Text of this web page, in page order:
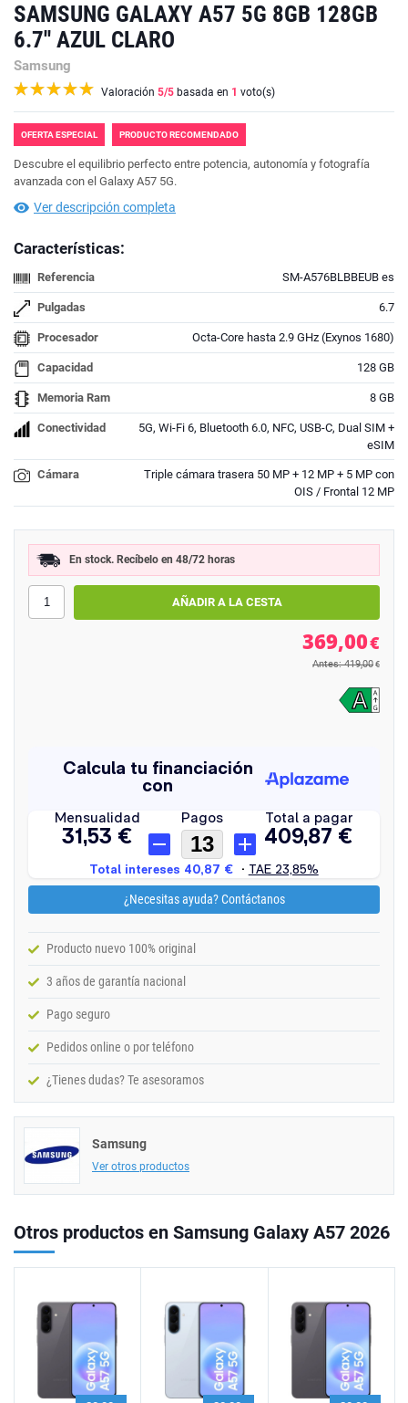
SAMSUNG GALAXY A57 5G 8GB 128GB
6.7'' AZUL CLARO
Samsung
Valoración 5/5 basada en 1 voto(s)
OFERTA ESPECIAL PRODUCTO RECOMENDADO
Descubre el equilibrio perfecto entre potencia, autonomía y fotografía
avanzada con el Galaxy A57 5G.
Ver descripción completa
Características:
Referencia SM-A576BLBBEUB es
Pulgadas 6.7
Procesador Octa-Core hasta 2.9 GHz (Exynos 1680)
Capacidad 128 GB
Memoria Ram 8 GB
Conectividad
5G, Wi-Fi 6, Bluetooth 6.0, NFC, USB-C, Dual SIM +
eSIM
Cámara
Triple cámara trasera 50 MP + 12 MP + 5 MP con
OIS / Frontal 12 MP
En stock. Recíbelo en 48/72 horas
369,00€
Antes: 419,00 €
¿Necesitas ayuda? Contáctanos
Producto nuevo 100% original
3 años de garantía nacional
Pago seguro
Pedidos online o por teléfono
¿Tienes dudas? Te asesoramos
Samsung
Ver otros productos
Otros productos en Samsung Galaxy A57 2026